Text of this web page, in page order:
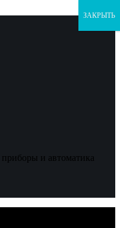
и автоматика
ЗАКРЫТЬ